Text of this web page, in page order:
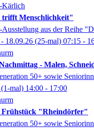
Kärlich
Menschlichkeit"
aus der Reihe
18.09.26 (25-mal) 07:15 -
- Malen,
50+ sowie
(1-mal) 14:00 - 17:00
Frühstück "Rheindörfer"
50+ sowie